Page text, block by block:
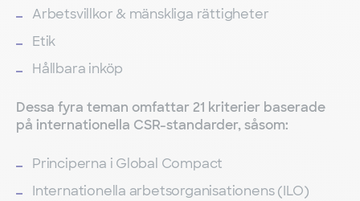
Arbetsvillkor & mänskliga rättigheter
Etik
Hållbara inköp
Dessa fyra teman omfattar 21 kriterier baserade
på internationella CSR-standarder, såsom:
Principerna i Global Compact
Internationella arbetsorganisationens (ILO)